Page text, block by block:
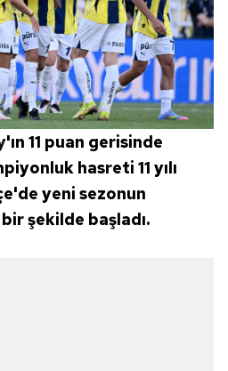
'ın 11 puan gerisinde
hasreti 11 yılı
yeni sezonun
bir şekilde başladı.